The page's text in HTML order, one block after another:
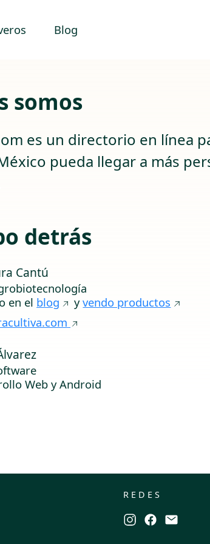
Blog
somos
es un directorio en línea
pueda llegar a más
detrás
Cantú
en el blog yvendo productos
Web y Android
REDES